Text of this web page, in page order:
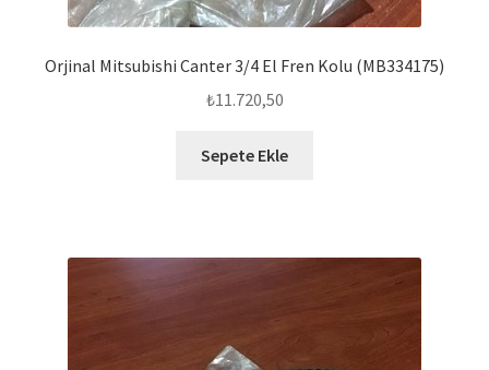
Orjinal Mitsubishi Canter 3/4 El Fren Kolu (MB334175)
₺11.720,50
Sepete Ekle